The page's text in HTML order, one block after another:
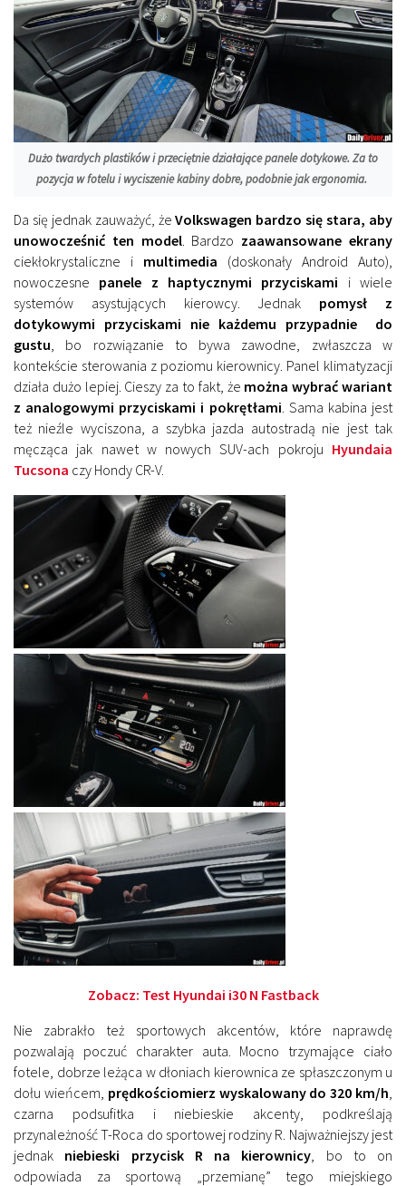
Dużo twardych plastików i przeciętnie działające panele dotykowe. Za to
pozycja w fotelu i wyciszenie kabiny dobre, podobnie jak ergonomia.
Da się jednak zauważyć, że Volkswagen bardzo się stara, aby
unowocześnić ten model. Bardzo zaawansowane ekrany
ciekłokrystaliczne i multimedia (doskonały Android Auto),
nowoczesne panele z haptycznymi przyciskami i wiele
systemów asystujących kierowcy. Jednak pomysł z
dotykowymi przyciskami nie każdemu przypadnie do
gustu , bo rozwiązanie to bywa zawodne, zwłaszcza w
kontekście sterowania z poziomu kierownicy. Panel klimatyzacji
działa dużo lepiej. Cieszy za to fakt, że można wybrać wariant
z analogowymi przyciskami i pokrętłami . Sama kabina jest
też nieźle wyciszona, a szybka jazda autostradą nie jest tak
męcząca jak nawet w nowych SUV-ach pokroju Hyundaia
Tucsona czy Hondy CR-V.
Zobacz: Test Hyundai i30 N Fastback
Nie zabrakło też sportowych akcentów, które naprawdę
pozwalają poczuć charakter auta. Mocno trzymające ciało
fotele, dobrze leżąca w dłoniach kierownica ze spłaszczonym u
dołu wieńcem, prędkościomierz wyskalowany do 320 km/h
czarna podsufitka i niebieskie akcenty, podkreślają
przynależność T-Roca do sportowej rodziny R. Najważniejszy jest
jednak niebieski przycisk R na kierownicy , bo to on
odpowiada za sportową „przemianę” tego miejskiego